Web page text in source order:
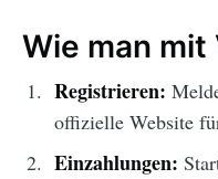
Wie man
Registrieren:
offizielle Website
Einzahlungen: